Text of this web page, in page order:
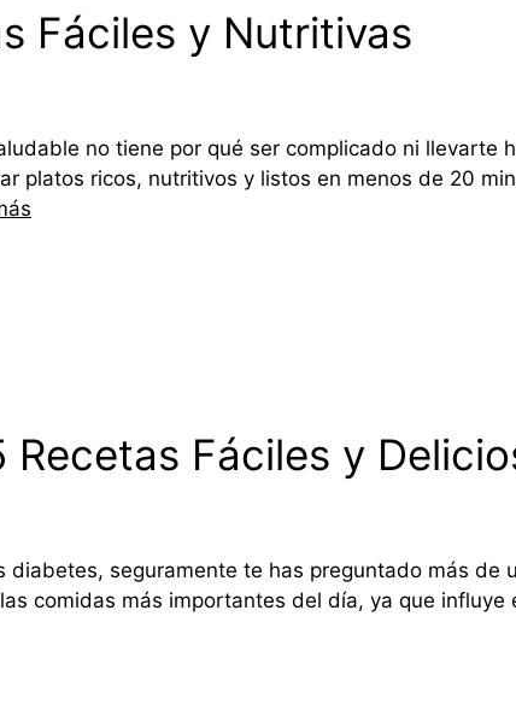
Fáciles y Nutritivas
no tiene por qué ser complicado ni llevarte
platos ricos, nutritivos y listos en menos de 20
Fáciles y
seguramente te has preguntado más de
comidas más importantes del día, ya que influye